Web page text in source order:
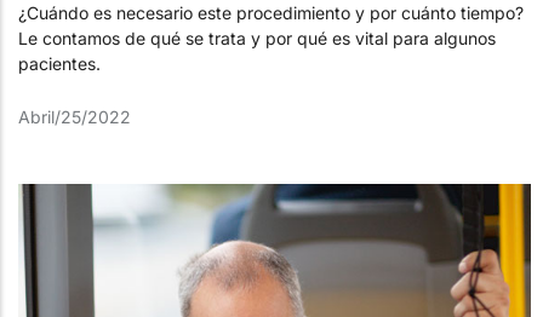
¿Cuándo es necesario este procedimiento y por cuánto tiempo?
Le contamos de qué se trata y por qué es vital para algunos
pacientes.
Abril/25/2022